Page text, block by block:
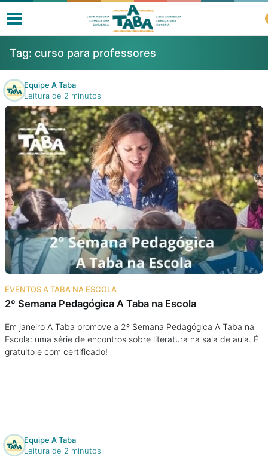
Livros
Resenhas
Clube de Leitores
Listas
Como ler?
Na escola
Na família
Colunas
Cursos On line
Tag: curso para professores
Equipe A Taba
Leitura de 2 minutos
EVENTOS A TABA NA ESCOLA
2º Semana Pedagógica A Taba na Escola
Em janeiro A Taba promove a 2º Semana Pedagógica A Taba na
Escola: uma série de encontros sobre literatura na sala de aula. É
gratuito e com certificado!
Equipe A Taba
Leitura de 2 minutos